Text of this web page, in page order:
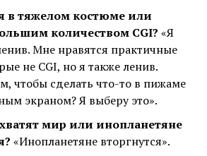
в тяжелом костюме или
количеством CGI? «Я
Мне нравятся практичные
не CGI, но я также ленив.
чтобы сделать что-то в пижаме
экраном? Я выберу это».
мир или инопланетяне
«Инопланетяне вторгнутся».